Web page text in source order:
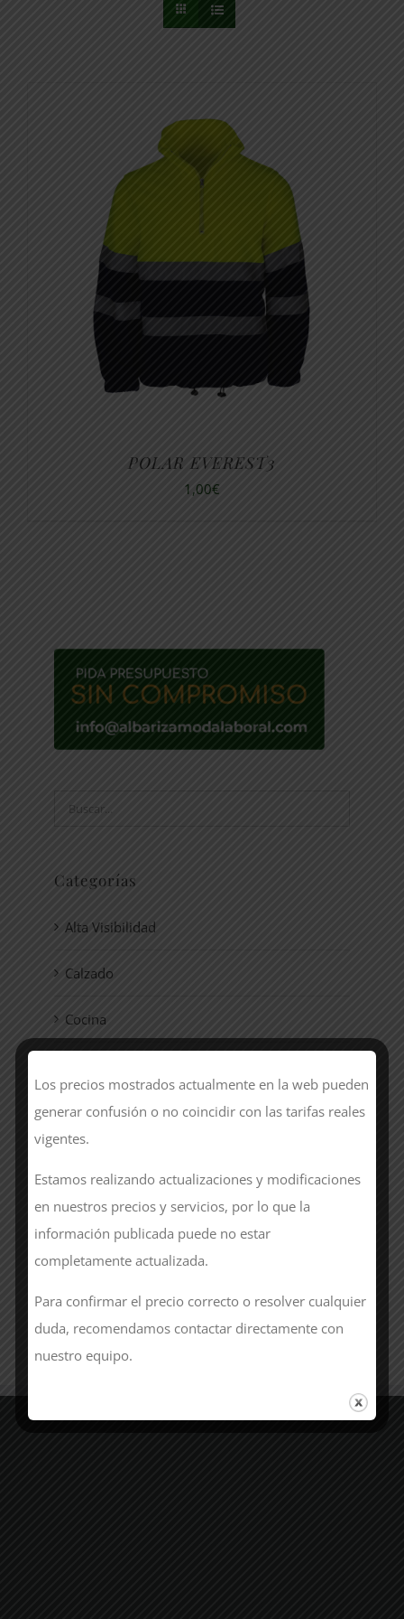
POLAR EVEREST3
1,00€
Categorías
Alta Visibilidad
Calzado
Cocina
Laboral
Sin categorizar
Los precios mostrados actualmente en la web pueden
generar confusión o no coincidir con las tarifas reales
vigentes.
Estamos realizando actualizaciones y modificaciones
en nuestros precios y servicios, por lo que la
información publicada puede no estar
completamente actualizada.
Para confirmar el precio correcto o resolver cualquier
duda, recomendamos contactar directamente con
nuestro equipo.